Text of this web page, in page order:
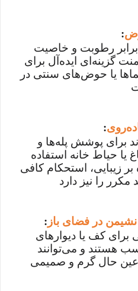
:
رطوبت و خاصیت
گزینه‌ای ایده‌آل برای
یا حوض‌های سنتی در
:
برای پوشش پله‌ها و
یا حیاط خانه استفاده
زیبایی، استحکام کافی
را نیز دارد
در فضای باز :
کف یا دیوارهای
هستند و می‌توانند
حال گرم و صمیمی